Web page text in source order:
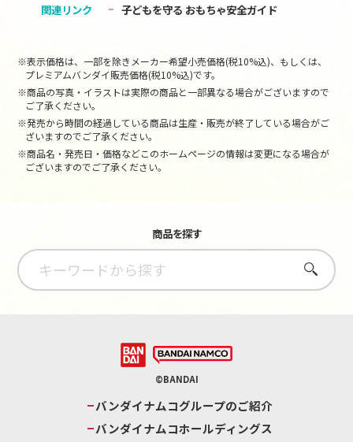
関連リンク
子どもを守る おもちゃ安全ガイド
※表示価格は、一部を除きメーカー希望小売価格(税10%込)、もしくは、
プレミアムバンダイ販売価格(税10%込)です。
※商品の写真・イラストは実際の商品と一部異なる場合がございますので
ご了承ください。
※発売から時間の経過している商品は生産・販売が終了している場合がご
ざいますのでご了承ください。
※商品名・発売日・価格などこのホームページの情報は変更になる場合が
ございますのでご了承ください。
商品を探す
さがす
©BANDAI
バンダイナムコグループのご紹介
バンダイナムコホールディングス